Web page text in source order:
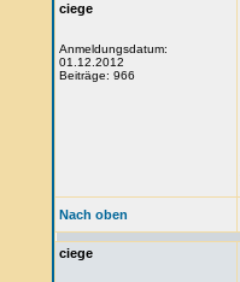
ciege
Anmeldungsdatum:
01.12.2012
Beiträge: 966
Nach oben
ciege